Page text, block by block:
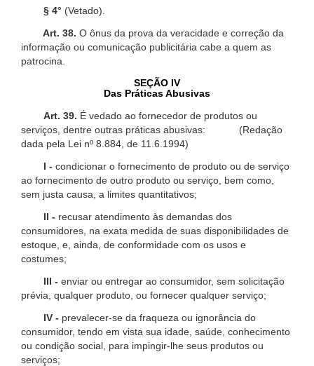
§ 4° (Vetado).
Art. 38. O ônus da prova da veracidade e correção da
informação ou comunicação publicitária cabe a quem as
patrocina.
SEÇÃO IV
Das Práticas Abusivas
Art. 39. É vedado ao fornecedor de produtos ou
serviços, dentre outras práticas abusivas: (Redação
dada pela Lei nº 8.884, de 11.6.1994)
I - condicionar o fornecimento de produto ou de serviço
ao fornecimento de outro produto ou serviço, bem como,
sem justa causa, a limites quantitativos;
II - recusar atendimento às demandas dos
consumidores, na exata medida de suas disponibilidades de
estoque, e, ainda, de conformidade com os usos e
costumes;
III - enviar ou entregar ao consumidor, sem solicitação
prévia, qualquer produto, ou fornecer qualquer serviço;
IV - prevalecer-se da fraqueza ou ignorância do
consumidor, tendo em vista sua idade, saúde, conhecimento
ou condição social, para impingir-lhe seus produtos ou
serviços;